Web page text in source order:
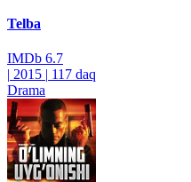
Telba
IMDb 6.7
| 2015 | 117 daq
Drama